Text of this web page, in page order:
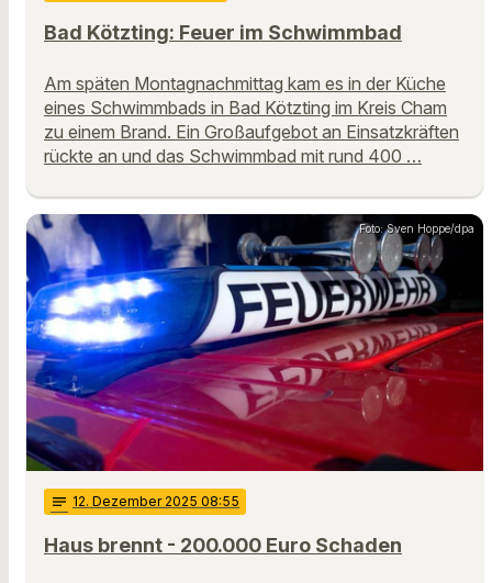
Bad Kötzting: Feuer im Schwimmbad
Am späten Montagnachmittag kam es in der Küche
eines Schwimmbads in Bad Kötzting im Kreis Cham
zu einem Brand. Ein Großaufgebot an Einsatzkräften
rückte an und das Schwimmbad mit rund 400 …
Foto: Sven Hoppe/dpa
notes 12. Dezember 2025 08:55
Haus brennt - 200.000 Euro Schaden